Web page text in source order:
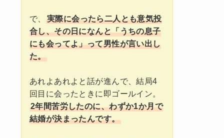
で、
実際に会ったら二人とも意気投
合し、その日になんと「うちの息子
にも会ってよ」って男性が言い出し
た。
あれよあれよと話が進んで、結局4
回目に会ったときに即ゴールイン。
2年間苦労したのに、わずか1か月で
結婚が決まったんです。